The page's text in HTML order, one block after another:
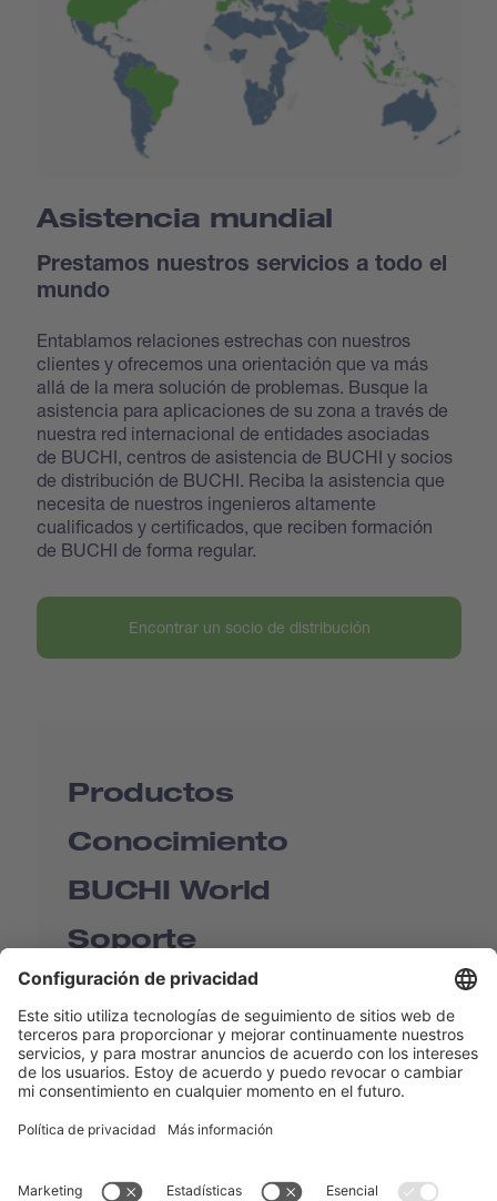
Asistencia mundial
Prestamos nuestros servicios a todo el
mundo
Entablamos relaciones estrechas con nuestros
clientes y ofrecemos una orientación que va más
allá de la mera solución de problemas. Busque la
asistencia para aplicaciones de su zona a través de
nuestra red internacional de entidades asociadas
de BUCHI, centros de asistencia de BUCHI y socios
de distribución de BUCHI. Reciba la asistencia que
necesita de nuestros ingenieros altamente
cualificados y certificados, que reciben formación
de BUCHI de forma regular.
Encontrar un socio de distribución
Productos
Conocimiento
BUCHI World
Soporte
Shop
Contact us
BUCHI Worldwide